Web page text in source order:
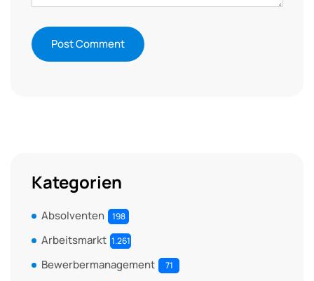
Kategorien
Absolventen 198
Arbeitsmarkt 1.261
Bewerbermanagement 71